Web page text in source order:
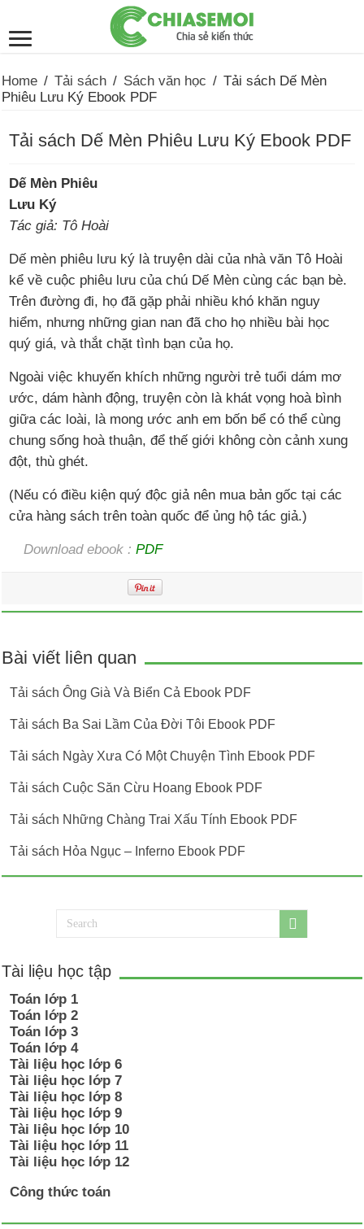
Home / Tải sách / Sách văn học / Tải sách Dế Mèn
Phiêu Lưu Ký Ebook PDF
Tải sách Dế Mèn Phiêu Lưu Ký Ebook PDF
Dế Mèn Phiêu
Lưu Ký
Tác giả: Tô Hoài
Dế mèn phiêu lưu ký là truyện dài của nhà văn Tô Hoài
kể về cuộc phiêu lưu của chú Dế Mèn cùng các bạn bè.
Trên đường đi, họ đã gặp phải nhiều khó khăn nguy
hiểm, nhưng những gian nan đã cho họ nhiều bài học
quý giá, và thắt chặt tình bạn của họ.
Ngoài việc khuyến khích những người trẻ tuổi dám mơ
ước, dám hành động, truyện còn là khát vọng hoà bình
giữa các loài, là mong ước anh em bốn bể có thể cùng
chung sống hoà thuận, để thế giới không còn cảnh xung
đột, thù ghét.
(Nếu có điều kiện quý độc giả nên mua bản gốc tại các
cửa hàng sách trên toàn quốc để ủng hộ tác giả.)
Download ebook :PDF
Bài viết liên quan
Tải sách Ông Già Và Biển Cả Ebook PDF
Tải sách Ba Sai Lầm Của Đời Tôi Ebook PDF
Tải sách Ngày Xưa Có Một Chuyện Tình Ebook PDF
Tải sách Cuộc Săn Cừu Hoang Ebook PDF
Tải sách Những Chàng Trai Xấu Tính Ebook PDF
Tải sách Hỏa Ngục – Inferno Ebook PDF
Tài liệu học tập
Toán lớp 1
Toán lớp 2
Toán lớp 3
Toán lớp 4
Tài liệu học lớp 6
Tài liệu học lớp 7
Tài liệu học lớp 8
Tài liệu học lớp 9
Tài liệu học lớp 10
Tài liệu học lớp 11
Tài liệu học lớp 12
Công thức toán